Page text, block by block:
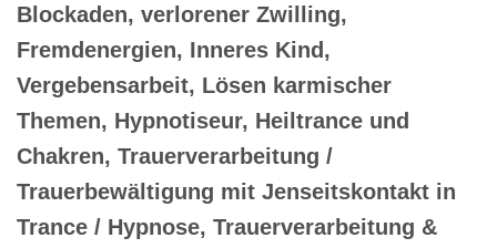
Blockaden, verlorener Zwilling,
Fremdenergien, Inneres Kind,
Vergebensarbeit, Lösen karmischer
Themen, Hypnotiseur, Heiltrance und
Chakren, Trauerverarbeitung /
Trauerbewältigung mit Jenseitskontakt in
Trance / Hypnose, Trauerverarbeitung &